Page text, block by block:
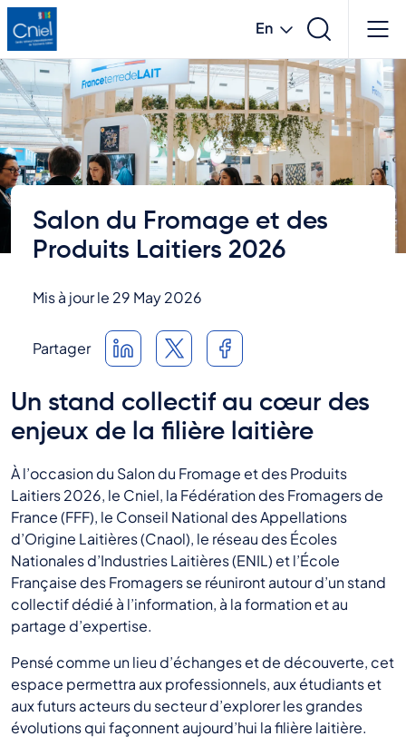
Skip
to
main
content
En
French
English
Salon du Fromage et des
Produits Laitiers 2026
Mis à jour le 29 May 2026
Partager
Un stand collectif au cœur des
enjeux de la filière laitière
À l’occasion du Salon du Fromage et des Produits
Laitiers 2026, le Cniel, la Fédération des Fromagers de
France (FFF), le Conseil National des Appellations
d’Origine Laitières (Cnaol), le réseau des Écoles
Nationales d’Industries Laitières (ENIL) et l’École
Française des Fromagers se réuniront autour d’un stand
collectif dédié à l’information, à la formation et au
partage d’expertise.
Pensé comme un lieu d’échanges et de découverte, cet
espace permettra aux professionnels, aux étudiants et
aux futurs acteurs du secteur d’explorer les grandes
évolutions qui façonnent aujourd’hui la filière laitière.